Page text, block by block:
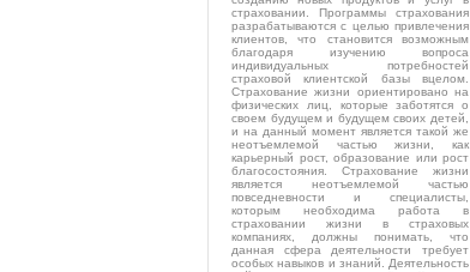
страховании. Программы страхования
разрабатываются с целью привлечения
клиентов, что становится возможным
благодаря изучению вопроса
индивидуальных потребностей
страховой клиентской базы вцелом.
Страхование жизни ориентировано на
физических лиц, которые заботятся о
своем будущем и будущем своих детей,
и на данный момент является такой же
неотъемлемой частью жизни, как
карьерный рост, образование или рост
благосостояния. Страхование жизни
является неотъемлемой частью
повседневности и специалисты,
которым необходима работа в
страховании жизни в страховых
компаниях, должны понимать, что
данная сфера деятельности требует
особых навыков и знаний. Деятельность